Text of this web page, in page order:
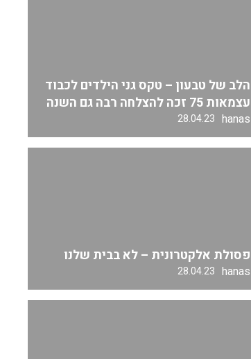
הלב של טבעון – טקס גני הילדים לכבוד
עצמאות 75 זכה להצלחה רבה גם השנה
hanas
28.04.23
פסולת אלקטרונית – לא בבית שלנו
hanas
28.04.23